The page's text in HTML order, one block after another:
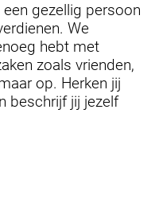
gezellig persoon
We
hebt met
zoals vrienden,
op. Herken jij
beschrijf jij jezelf